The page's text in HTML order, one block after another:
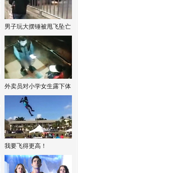
男子玩大摆锤被甩飞坠亡
外卖员对小学女生露下体
我要飞得更高！